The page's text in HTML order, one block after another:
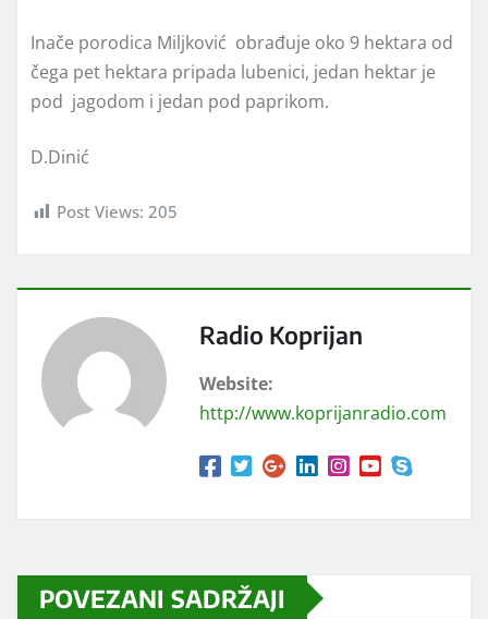
Inače porodica Miljković obrađuje oko 9 hektara od
čega pet hektara pripada lubenici, jedan hektar je
pod jagodom i jedan pod paprikom.
D.Dinić
Post Views: 205
Radio Koprijan
Website:
http://www.koprijanradio.com
POVEZANI SADRŽAJI